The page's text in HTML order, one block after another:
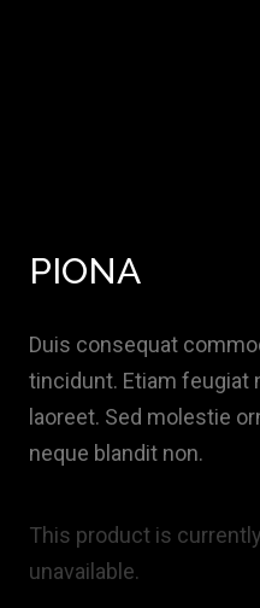
PIONA
Duis consequat
tincidunt. Etiam feugiat
laoreet. Sed molestie
neque blandit non.
This product is
unavailable.